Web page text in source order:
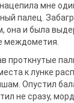
мне
палец.
она и была
междометия.
проткнутые
к лунке
Опустил
не сразу,